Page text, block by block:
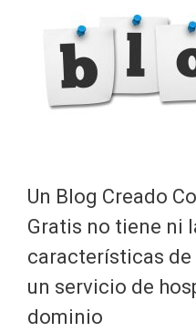
Un Blog Creado
Gratis no tiene ni
características de
un servicio de
dominio